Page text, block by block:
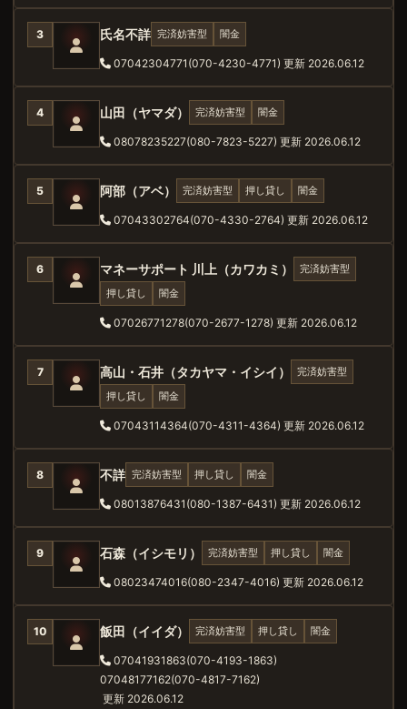
3 氏名不詳 完済妨害型 闇金
07042304771(070-4230-4771) 更新 2026.06.12
4 山田（ヤマダ） 完済妨害型 闇金
08078235227(080-7823-5227) 更新 2026.06.12
5 阿部（アベ） 完済妨害型 押し貸し 闇金
07043302764(070-4330-2764) 更新 2026.06.12
6 マネーサポート 川上（カワカミ）
完済妨害型
押し貸し
闇金
07026771278(070-2677-1278) 更新 2026.06.12
7 高山・石井（タカヤマ・イシイ）
完済妨害型
押し貸し
闇金
07043114364(070-4311-4364) 更新 2026.06.12
8 不詳 完済妨害型 押し貸し 闇金
08013876431(080-1387-6431) 更新 2026.06.12
9 石森（イシモリ） 完済妨害型 押し貸し 闇金
08023474016(080-2347-4016) 更新 2026.06.12
10 飯田（イイダ） 完済妨害型 押し貸し 闇金
07041931863(070-4193-1863)
07048177162(070-4817-7162)
更新 2026.06.12